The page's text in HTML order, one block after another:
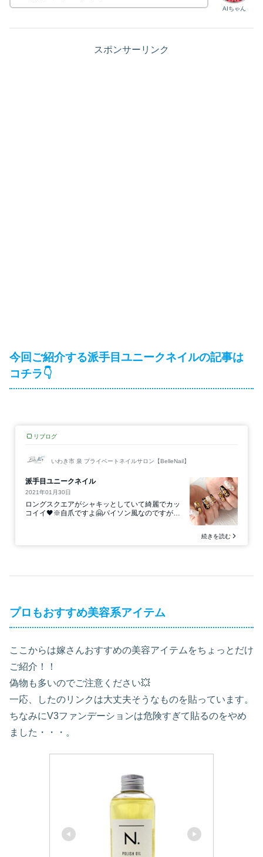
AIちゃん
スポンサーリンク
今回ご紹介する派手目ユニークネイルの記事は
コチラ👇
プロもおすすめ美容系アイテム
ここからは嫁さんおすすめの美容アイテムをちょっとだけ
ご紹介！！
偽物も多いのでご注意ください💥
一応、したのリンクは大丈夫そうなものを貼っています。
ちなみにV3ファンデーションは危険すぎて貼るのをやめ
ました・・・。